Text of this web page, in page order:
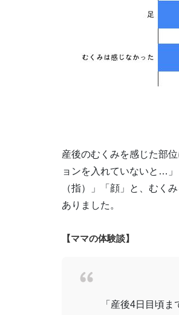
産後のむくみを感じた部
ョンを入れていないと…
（指）」「顔」と、むく
ありました。
【ママの体験談】
「産後4日目頃